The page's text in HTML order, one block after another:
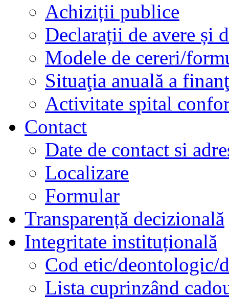
Achiziții publice
Declarații de avere și
Modele de cereri/
Situaţia anuală a
Activitate spital
Contact
Date de contact si
Localizare
Formular
Transparență decizională
Integritate instituțională
Cod etic/deontologic/
Lista cuprinzând